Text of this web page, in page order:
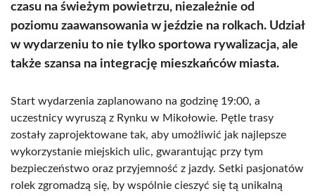
czasu na świeżym powietrzu, niezależnie od
poziomu zaawansowania w jeździe na rolkach. Udział
w wydarzeniu to nie tylko sportowa rywalizacja, ale
także szansa na integrację mieszkańców miasta.
Start wydarzenia zaplanowano na godzinę 19:00, a
uczestnicy wyruszą z Rynku w Mikołowie. Pętle trasy
zostały zaprojektowane tak, aby umożliwić jak najlepsze
wykorzystanie miejskich ulic, gwarantując przy tym
bezpieczeństwo oraz przyjemność z jazdy. Setki pasjonatów
rolek zgromadzą się, by wspólnie cieszyć się tą unikalną